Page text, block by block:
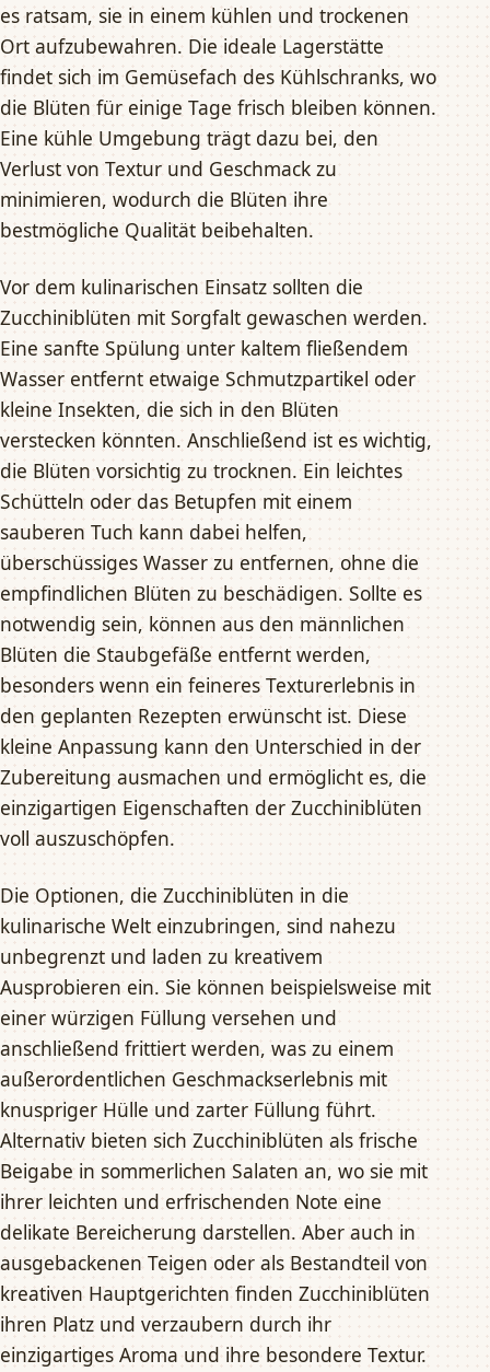
es ratsam, sie in einem kühlen und trockenen
Ort aufzubewahren. Die ideale Lagerstätte
findet sich im Gemüsefach des Kühlschranks, wo
die Blüten für einige Tage frisch bleiben können.
Eine kühle Umgebung trägt dazu bei, den
Verlust von Textur und Geschmack zu
minimieren, wodurch die Blüten ihre
bestmögliche Qualität beibehalten.
Vor dem kulinarischen Einsatz sollten die
Zucchiniblüten mit Sorgfalt gewaschen werden.
Eine sanfte Spülung unter kaltem fließendem
Wasser entfernt etwaige Schmutzpartikel oder
kleine Insekten, die sich in den Blüten
verstecken könnten. Anschließend ist es wichtig,
die Blüten vorsichtig zu trocknen. Ein leichtes
Schütteln oder das Betupfen mit einem
sauberen Tuch kann dabei helfen,
überschüssiges Wasser zu entfernen, ohne die
empfindlichen Blüten zu beschädigen. Sollte es
notwendig sein, können aus den männlichen
Blüten die Staubgefäße entfernt werden,
besonders wenn ein feineres Texturerlebnis in
den geplanten Rezepten erwünscht ist. Diese
kleine Anpassung kann den Unterschied in der
Zubereitung ausmachen und ermöglicht es, die
einzigartigen Eigenschaften der Zucchiniblüten
voll auszuschöpfen.
Die Optionen, die Zucchiniblüten in die
kulinarische Welt einzubringen, sind nahezu
unbegrenzt und laden zu kreativem
Ausprobieren ein. Sie können beispielsweise mit
einer würzigen Füllung versehen und
anschließend frittiert werden, was zu einem
außerordentlichen Geschmackserlebnis mit
knuspriger Hülle und zarter Füllung führt.
Alternativ bieten sich Zucchiniblüten als frische
Beigabe in sommerlichen Salaten an, wo sie mit
ihrer leichten und erfrischenden Note eine
delikate Bereicherung darstellen. Aber auch in
ausgebackenen Teigen oder als Bestandteil von
kreativen Hauptgerichten finden Zucchiniblüten
ihren Platz und verzaubern durch ihr
einzigartiges Aroma und ihre besondere Textur.